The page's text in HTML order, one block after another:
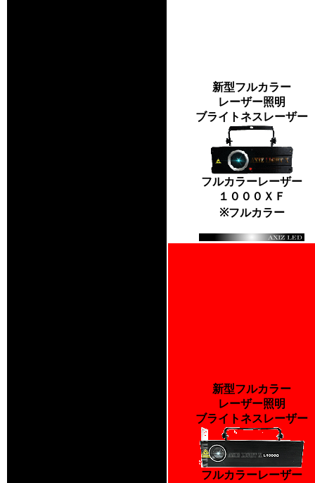
新型フルカラー
レーザー照明
ブライトネスレーザー
フルカラーレーザー
１０００ＸＦ
※フルカラー
新型フルカラー
レーザー照明
ブライトネスレーザー
フルカラーレーザー